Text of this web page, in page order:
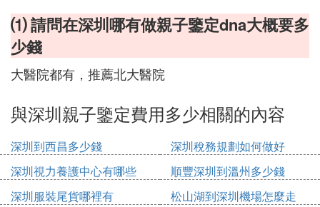
⑴ 請問在深圳哪有做親子鑒定dna大概要多
少錢
大醫院都有，推薦北大醫院
與深圳親子鑒定費用多少相關的內容
深圳到西昌多少錢
深圳稅務規劃如何做好
深圳視力養護中心有哪些
順豐深圳到溫州多少錢
深圳服裝尾貨哪裡有
松山湖到深圳機場怎麼走